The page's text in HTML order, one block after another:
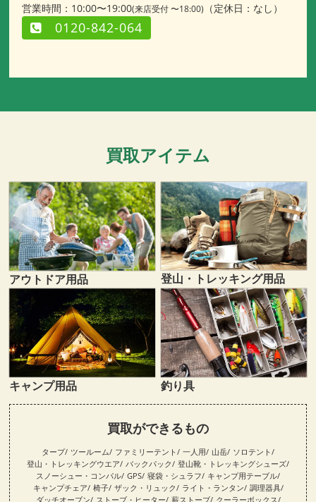
営業時間：10:00〜19:00(来店受付 〜18:00) （定休日：なし）
0120-842-064
買取アイテム
アウトドア用品 登山・トレッキング用品
キャンプ用品 釣り具
買取ができるもの
タープ ツールーム ファミリーテント 一人用 山岳 ソロテント
登山・トレッキングウエア バックパック
登山靴・トレッキングシューズ
スノーシュー・コンパル GPS 寝袋・シュラフ
キャンプ用テーブル
キャンプチェア 椅子 ザック・リュック ライト・ランタン 調理器具
ダッチオーブン
ストーブ・ヒーター 薪ストーブ
クーラーボックス